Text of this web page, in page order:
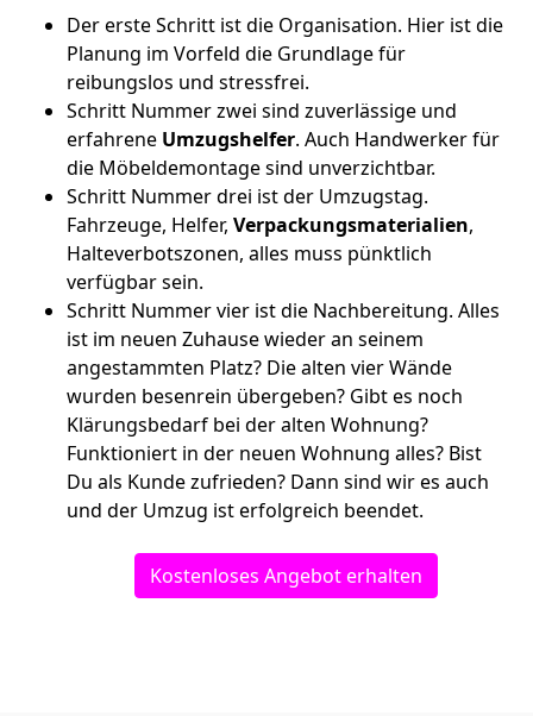
Der erste Schritt ist die Organisation. Hier ist die
Planung im Vorfeld die Grundlage für
reibungslos und stressfrei.
Schritt Nummer zwei sind zuverlässige und
erfahrene Umzugshelfer. Auch Handwerker für
die Möbeldemontage sind unverzichtbar.
Schritt Nummer drei ist der Umzugstag.
Fahrzeuge, Helfer, Verpackungsmaterialien,
Halteverbotszonen, alles muss pünktlich
verfügbar sein.
Schritt Nummer vier ist die Nachbereitung. Alles
ist im neuen Zuhause wieder an seinem
angestammten Platz? Die alten vier Wände
wurden besenrein übergeben? Gibt es noch
Klärungsbedarf bei der alten Wohnung?
Funktioniert in der neuen Wohnung alles? Bist
Du als Kunde zufrieden? Dann sind wir es auch
und der Umzug ist erfolgreich beendet.
Kostenloses Angebot erhalten